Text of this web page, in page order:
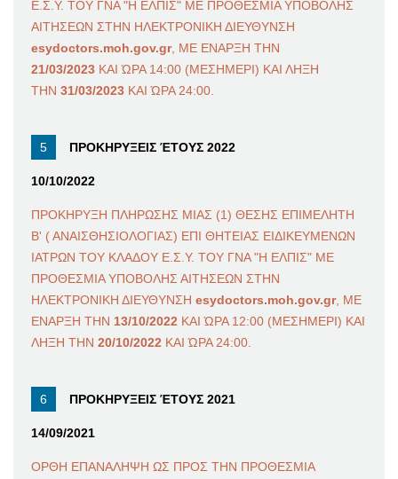
Ε.Σ.Υ. ΤΟΥ ΓΝΑ "Η ΕΛΠΙΣ" ΜΕ ΠΡΟΘΕΣΜΙΑ ΥΠΟΒΟΛΗΣ
ΑΙΤΗΣΕΩΝ ΣΤΗΝ ΗΛΕΚΤΡΟΝΙΚΗ ΔΙΕΥΘΥΝΣΗ
esydoctors.moh.gov.gr, ΜΕ ΕΝΑΡΞΗ ΤΗΝ
21/03/2023 ΚΑΙ ΏΡΑ 14:00 (ΜΕΣΗΜΕΡΙ) ΚΑΙ ΛΗΞΗ
ΤΗΝ 31/03/2023 ΚΑΙ ΏΡΑ 24:00.
ΠΡΟΚΗΡΥΞΕΙΣ ΈΤΟΥΣ 2022
10/10/2022
ΠΡΟΚΗΡΥΞΗ ΠΛΗΡΩΣΗΣ ΜΙΑΣ (1) ΘΕΣΗΣ ΕΠΙΜΕΛΗΤΗ
Β' ( ΑΝΑΙΣΘΗΣΙΟΛΟΓΙΑΣ) ΕΠΙ ΘΗΤΕΙΑΣ ΕΙΔΙΚΕΥΜΕΝΩΝ
ΙΑΤΡΩΝ ΤΟΥ ΚΛΑΔΟΥ Ε.Σ.Υ. ΤΟΥ ΓΝΑ "Η ΕΛΠΙΣ" ΜΕ
ΠΡΟΘΕΣΜΙΑ ΥΠΟΒΟΛΗΣ ΑΙΤΗΣΕΩΝ ΣΤΗΝ
ΗΛΕΚΤΡΟΝΙΚΗ ΔΙΕΥΘΥΝΣΗ esydoctors.moh.gov.gr, ΜΕ
ΕΝΑΡΞΗ ΤΗΝ 13/10/2022 ΚΑΙ ΏΡΑ 12:00 (ΜΕΣΗΜΕΡΙ) ΚΑΙ
ΛΗΞΗ ΤΗΝ 20/10/2022 ΚΑΙ ΏΡΑ 24:00.
ΠΡΟΚΗΡΥΞΕΙΣ ΈΤΟΥΣ 2021
14/09/2021
ΟΡΘΗ ΕΠΑΝΑΛΗΨΗ ΩΣ ΠΡΟΣ ΤΗΝ ΠΡΟΘΕΣΜΙΑ